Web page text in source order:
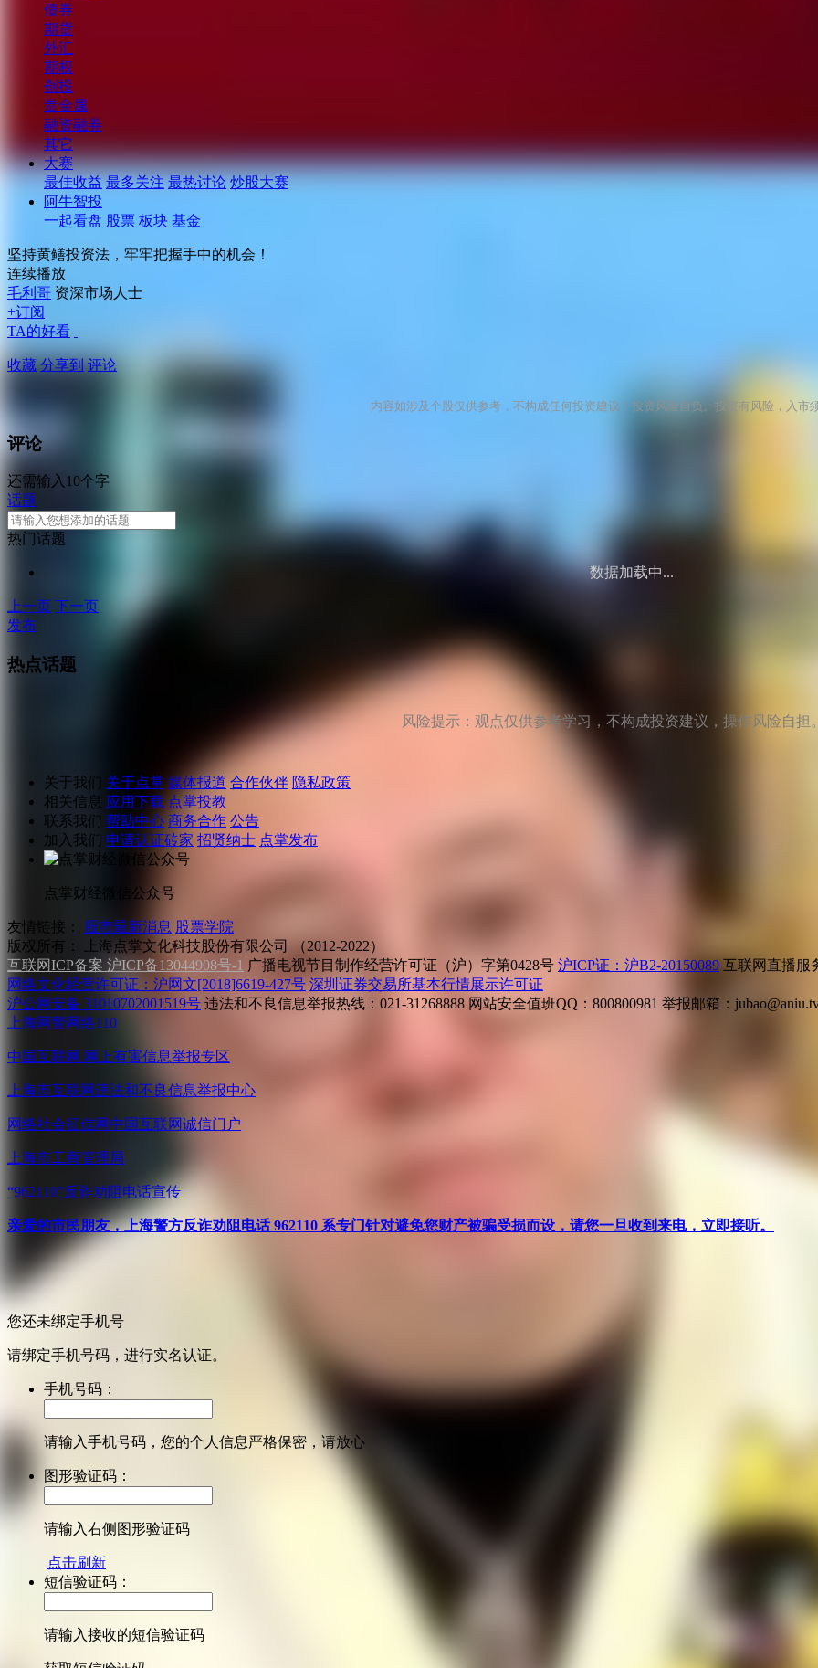
债券
期货
外汇
期权
创投
贵金属
融资融券
其它
大赛
最佳收益 最多关注 最热讨论 炒股大赛
阿牛智投
一起看盘 股票 板块 基金
坚持黄鳝投资法，牢牢把握手中的机会！
连续播放
毛利哥 资深市场人士
+订阅
TA的好看
收藏 分享到 评论
内容如涉及个股仅供参考，不构成任何投资建议！投资风险自负。投资有风险，入市
评论
还需输入10个字
话题
热门话题
数据加载中...
上一页 下一页
发布
热点话题
风险提示：观点仅供参考学习，不构成投资建议，操作风险自担
关于我们 关于点掌 媒体报道 合作伙伴 隐私政策
相关信息 应用下载 点掌投教
联系我们
帮助中心 商务合作 公告
加入我们
申请认证砖家 招贤纳士 点掌发布
点掌财经微信公众号
友情链接： 股市最新消息 股票学院
版权所有：
上海点掌文化科技股份有限公司 （2012-2022）
互联网ICP备案 沪ICP备13044908号-1 广播电视节目制作经营许可证（沪）字第0428号 沪ICP证：沪B2-20150089 互联网直播服
网络文化经营许可证：沪网文[2018]6619-427号 深圳证券交易所基本行情展示许可证
沪公网安备 31010702001519号 违法和不良信息举报热线：021-31268888 网站安全值班QQ：800800981 举报邮箱：
上海网警网络110
中国互联网 网上有害信息举报专区
上海市互联网违法和不良信息举报中心
网络社会征信网 中国互联网诚信门户
上海市工商管理局
“962110”反诈劝阻电话宣传
亲爱的市民朋友，上海警方反诈劝阻电话 962110 系专门针对避免您财产被骗受损而设，请您一旦收到来电，立即接听。
您还未绑定手机号
请绑定手机号码，进行实名认证。
手机号码：
请输入手机号码，您的个人信息严格保密，请放心
图形验证码：
请输入右侧图形验证码
点击刷新
短信验证码：
请输入接收的短信验证码